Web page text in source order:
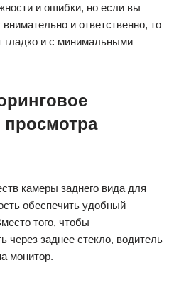
и ошибки, но если вы
и ответственно, то
гладко и с минимальными
просмотра
камеры заднего вида для
обеспечить удобный
того, чтобы
через заднее стекло, водитель
монитор.